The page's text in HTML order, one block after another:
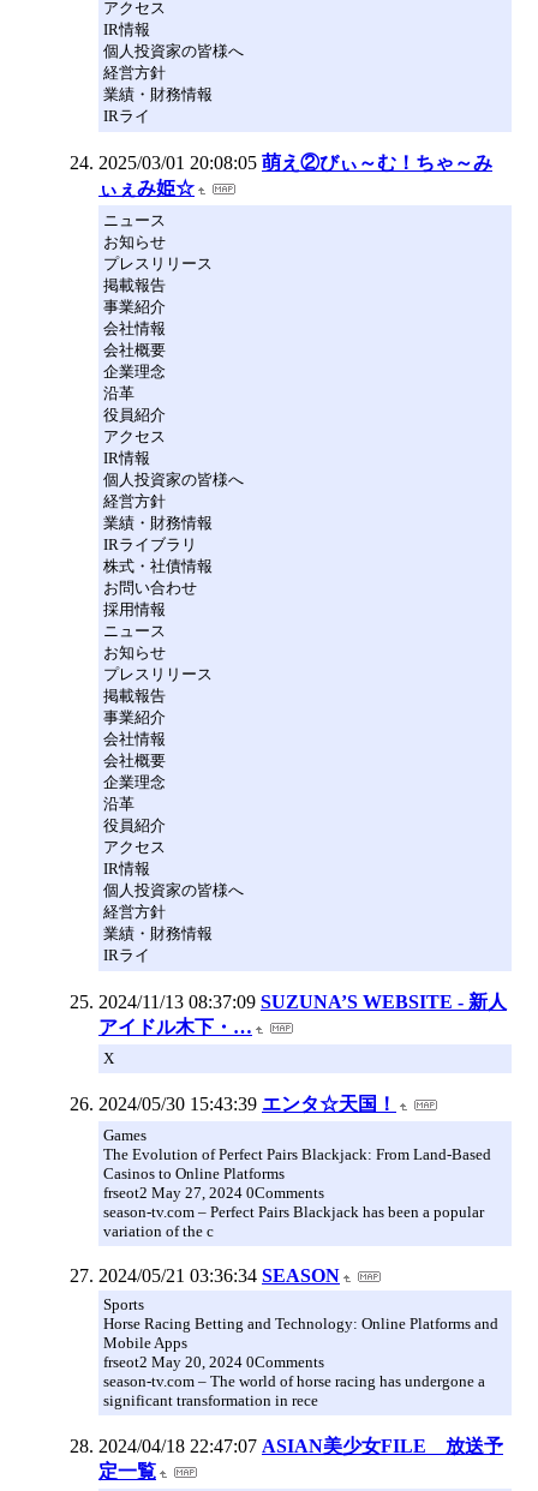
アクセス
IR情報
個人投資家の皆様へ
経営方針
業績・財務情報
IRライ
2025/03/01 20:08:05 萌え②びぃ～む！ちゃ～み
ぃぇみ姫☆
ニュース
お知らせ
プレスリリース
掲載報告
事業紹介
会社情報
会社概要
企業理念
沿革
役員紹介
アクセス
IR情報
個人投資家の皆様へ
経営方針
業績・財務情報
IRライブラリ
株式・社債情報
お問い合わせ
採用情報
ニュース
お知らせ
プレスリリース
掲載報告
事業紹介
会社情報
会社概要
企業理念
沿革
役員紹介
アクセス
IR情報
個人投資家の皆様へ
経営方針
業績・財務情報
IRライ
2024/11/13 08:37:09 SUZUNA’S WEBSITE - 新人
アイドル木下・…
X
2024/05/30 15:43:39 エンタ☆天国！
Games
The Evolution of Perfect Pairs Blackjack: From Land-Based
Casinos to Online Platforms
frseot2 May 27, 2024 0Comments
season-tv.com – Perfect Pairs Blackjack has been a popular
variation of the c
2024/05/21 03:36:34 SEASON
Sports
Horse Racing Betting and Technology: Online Platforms and
Mobile Apps
frseot2 May 20, 2024 0Comments
season-tv.com – The world of horse racing has undergone a
significant transformation in rece
2024/04/18 22:47:07 ASIAN美少女FILE 放送予
定一覧